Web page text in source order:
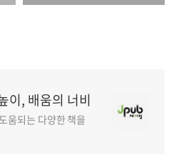
이, 배움의 너비
움되는 다양한 책을